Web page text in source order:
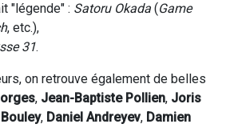
"légende" : Satoru Okada (Game
, etc.),
31.
on retrouve également de belles
, Jean-Baptiste Pollien, Joris
, Daniel Andreyev, Damien